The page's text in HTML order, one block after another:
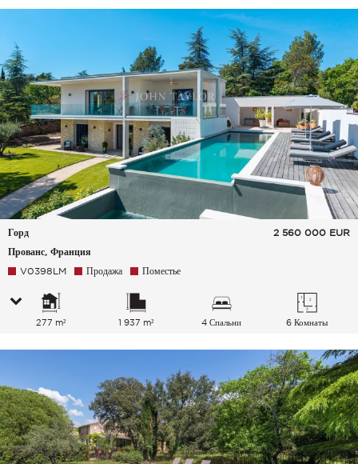
Горд
Прованс, Франция
2 560 000 EUR
V0398LM Продажа Поместье
277 m² 1 937 m² 4 Спальни 6 Комнаты